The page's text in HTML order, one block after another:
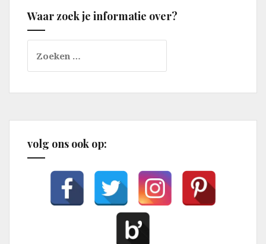
Waar zoek je informatie over?
naar:
volg ons ook op: